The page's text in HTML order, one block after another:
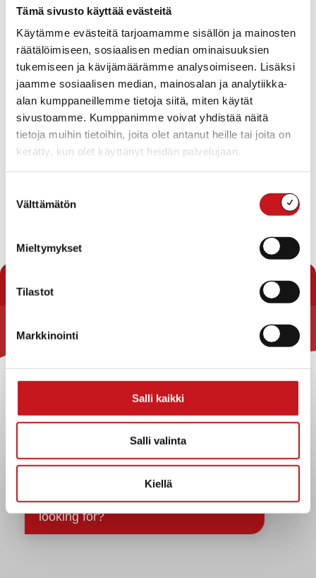
Tämä sivusto käyttää evästeitä
Käytämme evästeitä tarjoamamme sisällön ja mainosten
räätälöimiseen, sosiaalisen median ominaisuuksien
tukemiseen ja kävijämäärämme analysoimiseen. Lisäksi
jaamme sosiaalisen median, mainosalan ja analytiikka-
alan kumppaneillemme tietoja siitä, miten käytät
sivustoamme. Kumppanimme voivat yhdistää näitä
tietoja muihin tietoihin, joita olet antanut heille tai joita on
kerätty, kun olet käyttänyt heidän palvelujaan.
valinta
Välttämätön
Mieltymykset
Tilastot
Markkinointi
Salli kaikki
Salli valinta
Kiellä
Anu Sjöberg
040 549 2860
anu.sjoberg@rautalampi.fi
Yksikkö
Toimipaikka
Rautalammin kunta
Yhteystiedot
sopimukset
Asiakirjajulkisuuskuvaus
Evästeet
Tietosuojaselosteet